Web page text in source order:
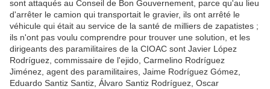
sont attaqués au Conseil de Bon Gouvernement, parce qu'au lieu
d'arrêter le camion qui transportait le gravier, ils ont arrêté le
véhicule qui était au service de la santé de milliers de zapatistes ;
ils n'ont pas voulu comprendre pour trouver une solution, et les
dirigeants des paramilitaires de la CIOAC sont Javier López
Rodríguez, commissaire de l'ejido, Carmelino Rodríguez
Jiménez, agent des paramilitaires, Jaime Rodríguez Gómez,
Eduardo Santiz Santiz, Álvaro Santiz Rodríguez, Oscar